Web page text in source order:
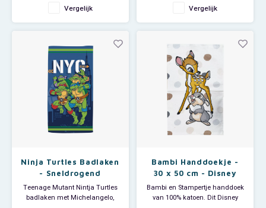
zwemles of als strandlaken om
op te luieren op het strand, in de
tuin of zwembad. Afmeting: 70 x
polyester; sneldrogend.
Vergelijk
afbeelding van Sonic. Ideaal
voor thuisgebruik, voor bij de
zwemles of voor op het strand.
Vergelijk
Ninja Turtles Badlaken
- Sneldrogend
Teenage Mutant Nintja Turtles
badlaken met Michelangelo,
Bambi Handdoekje -
30 x 50 cm - Disney
Bambi en Stampertje handdoek
van 100% katoen. Dit Disney